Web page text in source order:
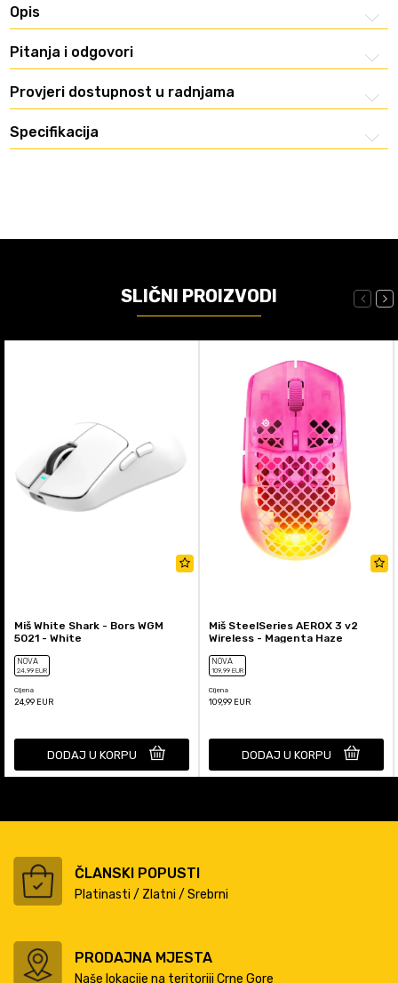
Opis
Pitanja i odgovori
Provjeri dostupnost u radnjama
Specifikacija
SLIČNI PROIZVODI
Miš White Shark - Bors WGM
5021 - White
NOVA
24,99 EUR
Cijena
24,99 EUR
DODAJ U KORPU
Miš SteelSeries AEROX 3 v2
Wireless - Magenta Haze
NOVA
109,99 EUR
Cijena
109,99 EUR
DODAJ U KORPU
ČLANSKI POPUSTI
Platinasti / Zlatni / Srebrni
PRODAJNA MJESTA
Naše lokacije na teritoriji Crne Gore